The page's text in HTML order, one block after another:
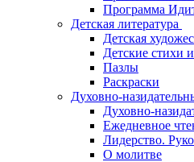
Программа
Детская литература
Детская
Детские стихи
Пазлы
Раскраски
Духовно-
Духовно-
Ежедневное
Лидерство.
О молитве